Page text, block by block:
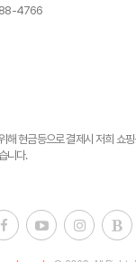
4766
해 현금등으로 결제시 저희 쇼
니다.